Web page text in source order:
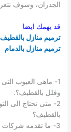
الجدران، وسوف
قد يهمك ايضا
ترميم منازل بالقطيف
ترميم منازل بالدمام
1- ماهى العيوب
وفلل بالقطيف؟.
2- متى نحتاج الى
بالقطيف؟
3- ما تقدمه شركات ترميم وتجديد منازل وفلل بالقطيف من خدمات؟